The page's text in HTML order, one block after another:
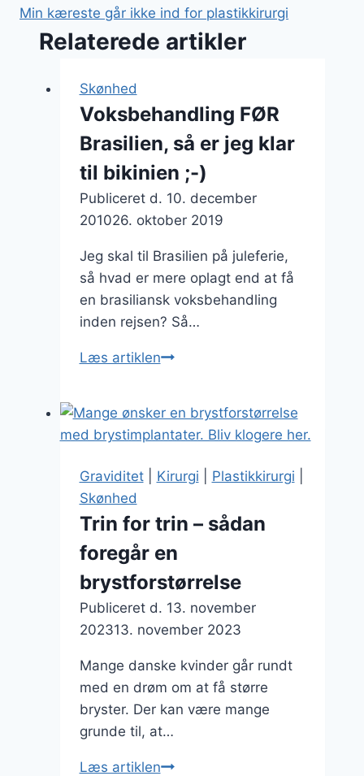
Min kæreste går ikke ind for plastikkirurgi
Relaterede artikler
Skønhed
Voksbehandling FØR
Brasilien, så er jeg klar
til bikinien ;-)
Publiceret d. 10. december
201026. oktober 2019
Jeg skal til Brasilien på juleferie,
så hvad er mere oplagt end at få
en brasiliansk voksbehandling
inden rejsen? Så…
Læs artiklenVoksbehandling
så
er
klar
bikinien
;-)
Graviditet| Kirurgi Plastikkirurgi
Skønhed
Trin for trin – sådan
foregår en
brystforstørrelse
Publiceret d. 13. november
202313. november 2023
Mange danske kvinder går rundt
med en drøm om at få større
bryster. Der kan være mange
grunde til, at…
Læs artiklenTrin